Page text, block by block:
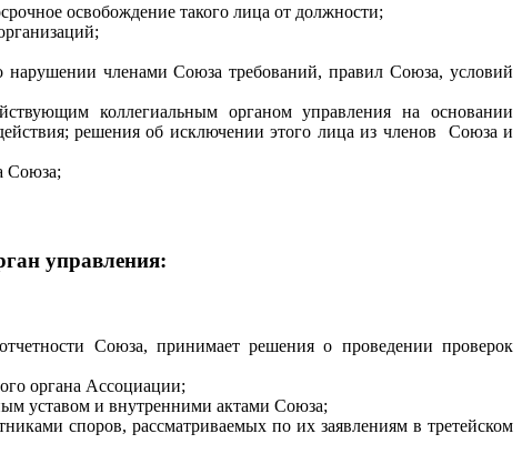
освобождение такого лица от должности;
нарушении членами Союза требований, правил Союза, условий
коллегиальным органом управления на основании
решения об исключении этого лица из членов Союза и
Союза;
управления:
Союза, принимает решения о проведении проверок
органа Ассоциации;
уставом и внутренними актами Союза;
споров, рассматриваемых по их заявлениям в третейском